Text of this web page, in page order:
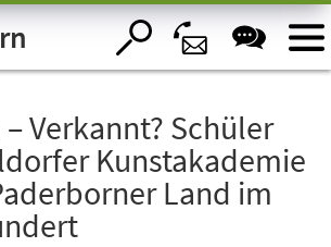
Verkannt? Schüler
Kunstakademie
Land im